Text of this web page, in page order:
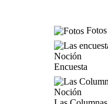
Fotos
Encuesta